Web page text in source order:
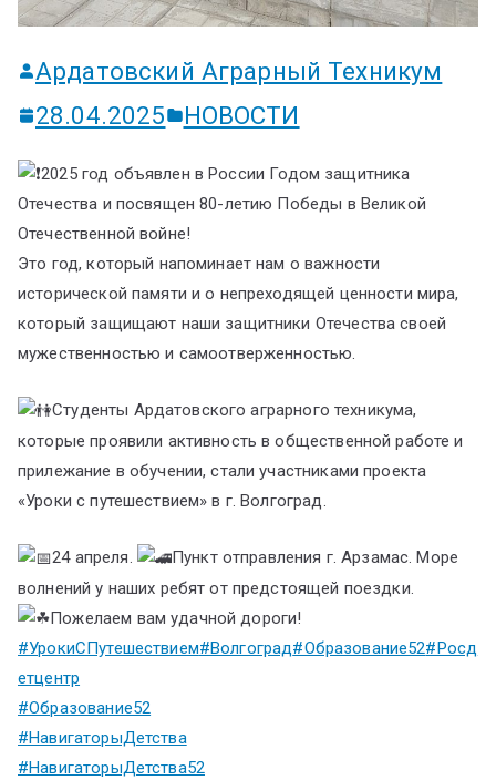
Ардатовский Аграрный Техникум
28.04.2025
НОВОСТИ
2025 год объявлен в России Годом защитника
Отечества и посвящен 80-летию Победы в Великой
Отечественной войне!
Это год, который напоминает нам о важности
исторической памяти и о непреходящей ценности мира,
который защищают наши защитники Отечества своей
мужественностью и самоотверженностью.
Студенты Ардатовского аграрного техникума,
которые проявили активность в общественной работе и
прилежание в обучении, стали участниками проекта
«Уроки с путешествием» в г. Волгоград.
24 апреля.
Пункт отправления г. Арзамас. Море
волнений у наших ребят от предстоящей поездки.
Пожелаем вам удачной дороги!
#УрокиСПутешествием#Волгоград#Образование52#Росд
етцентр
#Образование52
#НавигаторыДетства
#НавигаторыДетства52